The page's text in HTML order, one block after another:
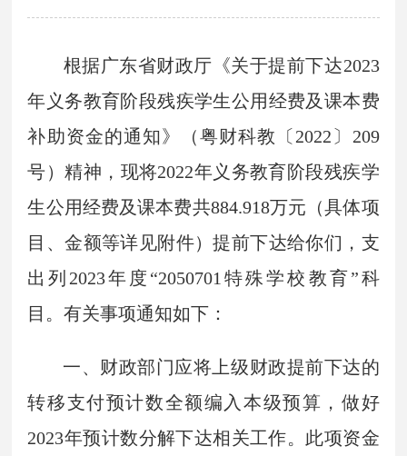
根据广东省财政厅《关于提前下达2023
年义务教育阶段残疾学生公用经费及课本费
补助资金的通知》（粤财科教〔2022〕209
号）精神，现将2022年义务教育阶段残疾学
生公用经费及课本费共884.918万元（具体项
目、金额等详见附件）提前下达给你们，支
出列2023年度“2050701特殊学校教育”科
目。有关事项通知如下：
一、财政部门应将上级财政提前下达的
转移支付预计数全额编入本级预算，做好
2023年预计数分解下达相关工作。此项资金